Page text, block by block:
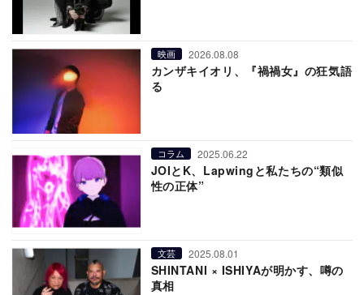
映画 2026.08.08
カンザキイオリ、『禍禍女』の狂気語
る
コラム 2025.06.22
JOIとK、Lapwingと私たちの“類似
性の正体”
文芸 2025.08.01
SHINTANI × ISHIYAが明かす、噂の
真相